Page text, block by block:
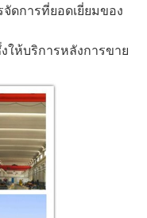
ดการที่ยอดเยี่ยมของ
ห้บริการหลังการขาย